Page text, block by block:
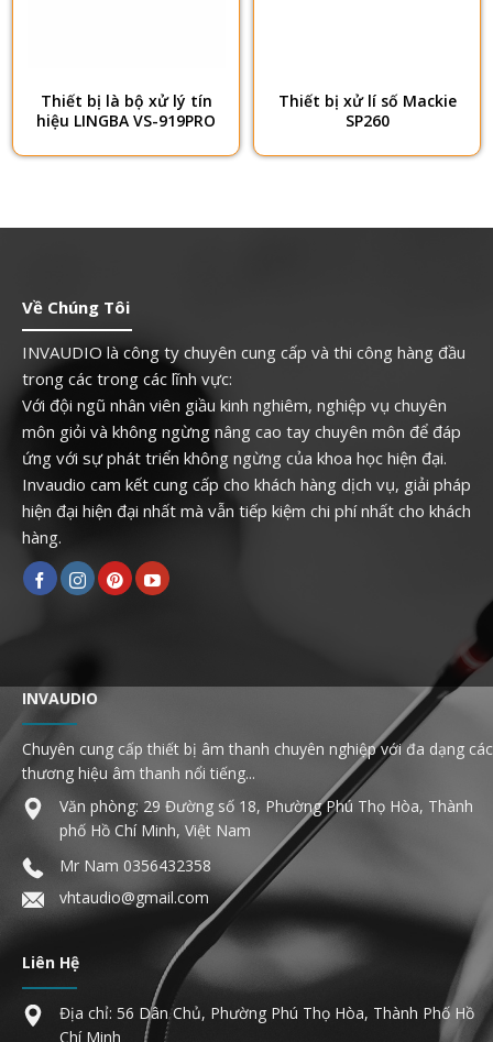
Thiết bị là bộ xử lý tín
hiệu LINGBA VS-919PRO
Thiết bị xử lí số Mackie
SP260
Về Chúng Tôi
INVAUDIO là công ty chuyên cung cấp và thi công hàng đầu
trong các trong các lĩnh vực:
Với đội ngũ nhân viên giầu kinh nghiêm, nghiệp vụ chuyên
môn giỏi và không ngừng nâng cao tay chuyên môn để đáp
ứng với sự phát triển không ngừng của khoa học hiện đại.
Invaudio cam kết cung cấp cho khách hàng dịch vụ, giải pháp
hiện đại hiện đại nhất mà vẫn tiếp kiệm chi phí nhất cho khách
hàng.
INVAUDIO
Chuyên cung cấp thiết bị âm thanh chuyên nghiệp với đa dạng các
thương hiệu âm thanh nổi tiếng...
Văn phòng: 29 Đường số 18, Phường Phú Thọ Hòa, Thành
phố Hồ Chí Minh, Việt Nam
Mr Nam 0356432358
vhtaudio@gmail.com
Liên Hệ
Địa chỉ: 56 Dân Chủ, Phường Phú Thọ Hòa, Thành Phố Hồ
Chí Minh